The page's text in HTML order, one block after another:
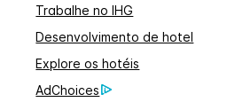
Trabalhe no IHG
Desenvolvimento de hotel
Explore os hotéis
AdChoices